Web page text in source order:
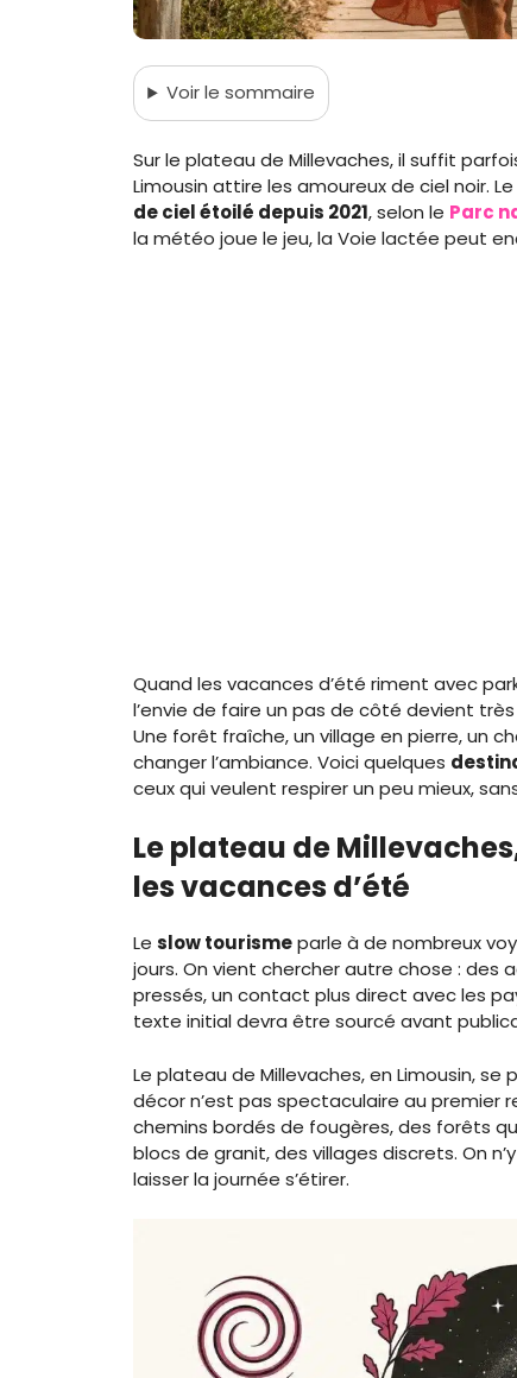
Voirle sommaire
Sur le plateau de Millevaches, il suffit
Limousin attire les amoureux de ciel noir.
de ciel étoilé depuis 2021, selon le Parc
la météo joue le jeu, la Voie lactée peut
Quand les vacances d’été riment avec
l’envie de faire un pas de côté devient
Une forêt fraîche, un village en pierre, un
changer l’ambiance. Voici quelques
ceux qui veulent respirer un peu mieux,
Le plateau de
les vacances d’été
Le slow tourismeparle à de nombreux
jours. On vient chercher autre chose : des
pressés, un contact plus direct avec les
texte initial devra être sourcé avant
Le plateau de Millevaches, en Limousin,
décor n’est pas spectaculaire au premier
chemins bordés de fougères, des forêts
blocs de granit, des villages discrets. On
laisser la journée s’étirer.